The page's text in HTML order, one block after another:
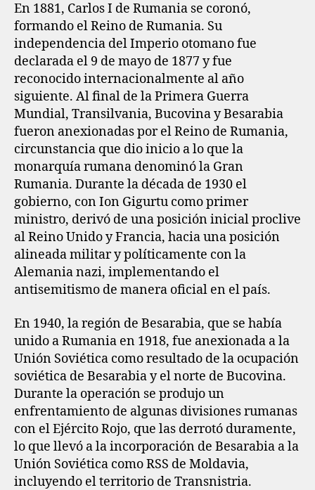
En 1881, Carlos I de Rumania se coronó,
formando el Reino de Rumania. Su
independencia del Imperio otomano fue
declarada el 9 de mayo de 1877 y fue
reconocido internacionalmente al año
siguiente. Al final de la Primera Guerra
Mundial, Transilvania, Bucovina y Besarabia
fueron anexionadas por el Reino de Rumania,
circunstancia que dio inicio a lo que la
monarquía rumana denominó la Gran
Rumania. Durante la década de 1930 el
gobierno, con Ion Gigurtu como primer
ministro, derivó de una posición inicial proclive
al Reino Unido y Francia, hacia una posición
alineada militar y políticamente con la
Alemania nazi, implementando el
antisemitismo de manera oficial en el país.
En 1940, la región de Besarabia, que se había
unido a Rumania en 1918, fue anexionada a la
Unión Soviética como resultado de la ocupación
soviética de Besarabia y el norte de Bucovina.
Durante la operación se produjo un
enfrentamiento de algunas divisiones rumanas
con el Ejército Rojo, que las derrotó duramente,
lo que llevó a la incorporación de Besarabia a la
Unión Soviética como RSS de Moldavia,
incluyendo el territorio de Transnistria.